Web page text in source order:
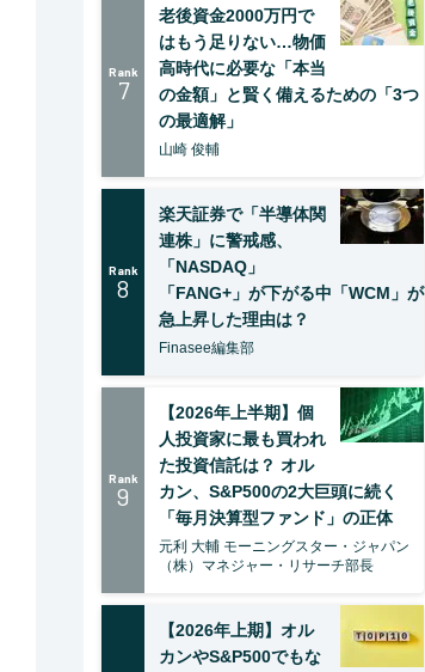
Rank
7
老後資金2000万円で
はもう足りない…物価
高時代に必要な「本当
の金額」と賢く備えるための「3つ
の最適解」
山崎 俊輔
Rank
8
楽天証券で「半導体関
連株」に警戒感、
「NASDAQ」
「FANG+」が下がる中「WCM」が
急上昇した理由は？
Finasee編集部
Rank
9
【2026年上半期】個
人投資家に最も買われ
た投資信託は？ オル
カン、S&P500の2大巨頭に続く
「毎月決算型ファンド」の正体
元利 大輔 モーニングスター・ジャパン
（株）マネジャー・リサーチ部長
【2026年上期】オル
カンやS&P500でもな